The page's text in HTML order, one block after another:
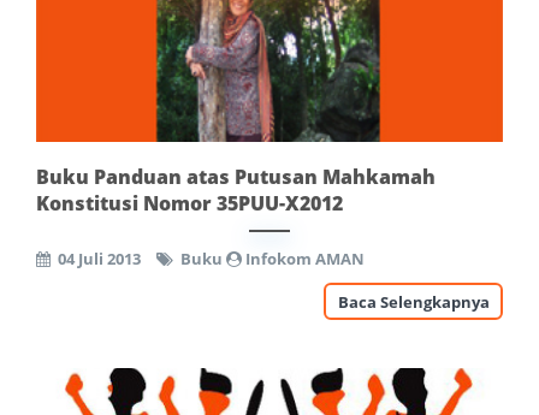
Buku Panduan atas Putusan Mahkamah
Konstitusi Nomor 35PUU-X2012
04 Juli 2013 Buku
Infokom AMAN
Baca Selengkapnya